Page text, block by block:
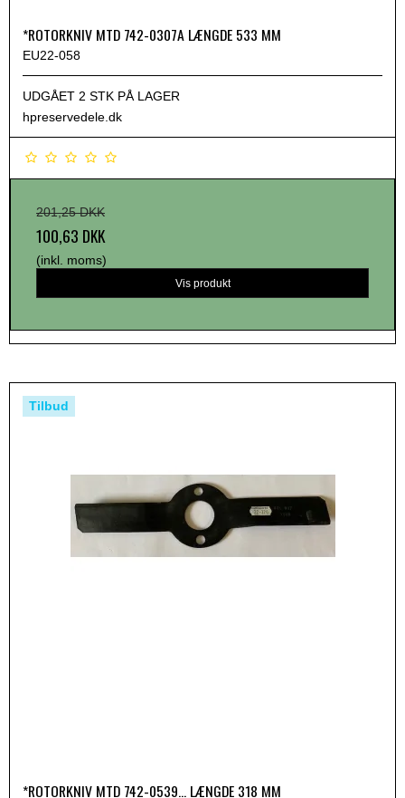
*ROTORKNIV MTD 742-0307A LÆNGDE 533 MM
EU22-058
UDGÅET 2 STK PÅ LAGER
hpreservedele.dk
201,25 DKK
100,63 DKK
(inkl. moms)
Vis produkt
Tilbud
*ROTORKNIV MTD 742-0539... LÆNGDE 318 MM